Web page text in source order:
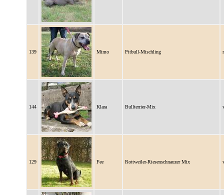
139 Mimo Pitbull-Mischling
144 Klara Bullterrier-Mix
129 Fee Rottweiler-Riesenschnauzer Mix